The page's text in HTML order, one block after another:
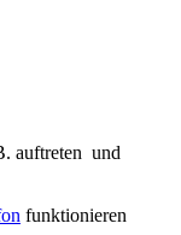
auftreten und
funktionieren